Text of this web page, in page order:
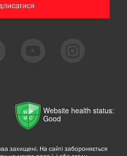
Website health status:
Good
захищені. На сайті забороняється